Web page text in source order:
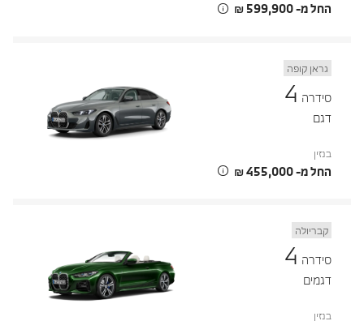
החל מ- ‏599,900 ‏₪
גראן קופה
סידרה4
דגם
בנזין
החל מ- ‏455,000 ‏₪
קבריולה
סידרה4
דגמים
בנזין